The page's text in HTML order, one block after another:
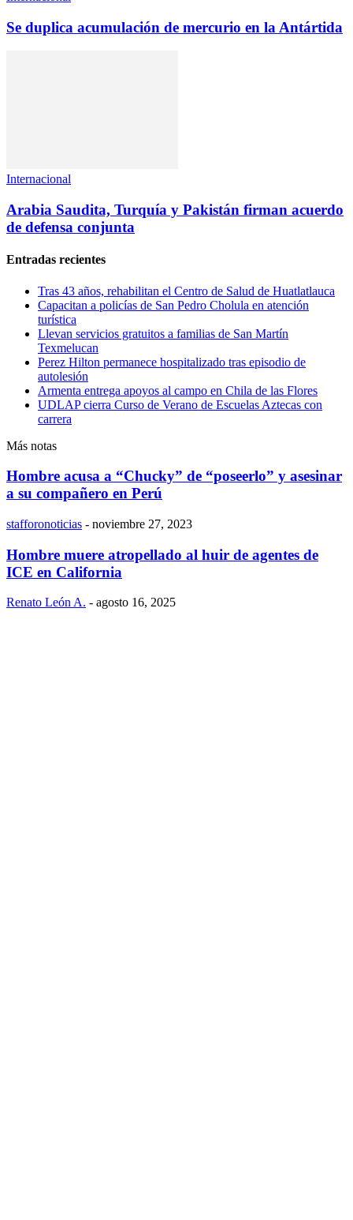
Se duplica acumulación de mercurio en la Antártida
Internacional
Arabia Saudita, Turquía y Pakistán firman acuerdo
de defensa conjunta
Entradas recientes
Tras 43 años, rehabilitan el Centro de Salud de Huatlatlauca
Capacitan a policías de San Pedro Cholula en atención
turística
Llevan servicios gratuitos a familias de San Martín
Texmelucan
Perez Hilton permanece hospitalizado tras episodio de
autolesión
Armenta entrega apoyos al campo en Chila de las Flores
UDLAP cierra Curso de Verano de Escuelas Aztecas con
carrera
Más notas
Hombre acusa a “Chucky” de “poseerlo” y asesinar
a su compañero en Perú
stafforonoticias - noviembre 27, 2023
Hombre muere atropellado al huir de agentes de
ICE en California
Renato León A. - agosto 16, 2025